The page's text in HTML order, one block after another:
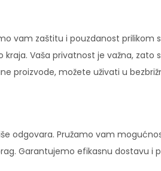
vam zaštitu i pouzdanost
Vaša privatnost je važna,
proizvode, možete uživati u
odgovara. Pružamo vam
Garantujemo efikasnu dostavu